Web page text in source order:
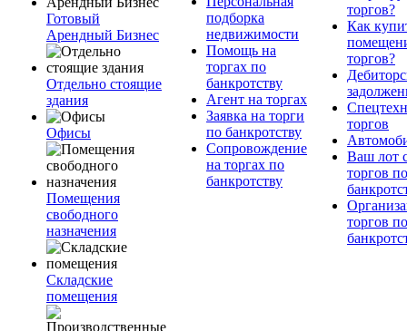
Готовый
Арендный Бизнес
Отдельно стоящие
здания
Офисы
Помещения
свободного
назначения
Складские
помещения
подборка
недвижимости
Помощь на
торгах по
банкротству
Агент на торгах
Заявка на торги
по банкротству
Сопровождение
на торгах по
банкротству
торгов?
Как
торгов?
торгов
Ваш лот
торгов по
торгов по